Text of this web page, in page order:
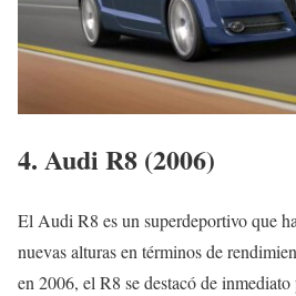
4. Audi R8 (2006)
El Audi R8 es un superdeportivo que
nuevas alturas en términos de
en 2006, el R8 se destacó de